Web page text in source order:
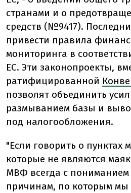
странами и о
средств (№9417).
привести правила
мониторинга в
ЕС. Эти законопроекты,
ратифицированной
позволят объединить
размыванием базы и
под налогообложения.
"Если говорить о пунктах
которые не являются
МВФ всегда с пониманием
причинам, по которым мы